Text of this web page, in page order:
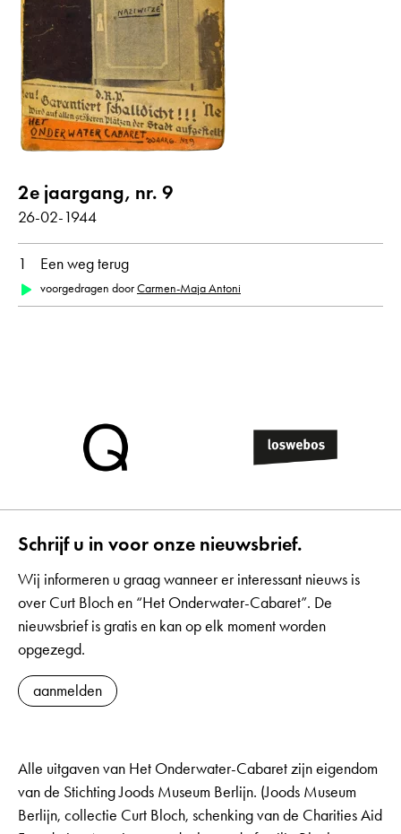
Gedichten met audiobijdrage
jaar
alle 1944
maand
oorspronkelijke taal
2e jaargang, nr. 9
26-02-1944
1 Een weg terug
voorgedragen doorCarmen-Maja Antoni
Schrijf u in voor onze nieuwsbrief.
Wij informeren u graag wanneer er interessant nieuws is
over Curt Bloch en “Het Onderwater-Cabaret”. De
nieuwsbrief is gratis en kan op elk moment worden
opgezegd.
aanmelden
Alle uitgaven van Het Onderwater-Cabaret zijn eigendom
van de Stichting Joods Museum Berlijn. (Joods Museum
Berlijn, collectie Curt Bloch, schenking van de Charities Aid